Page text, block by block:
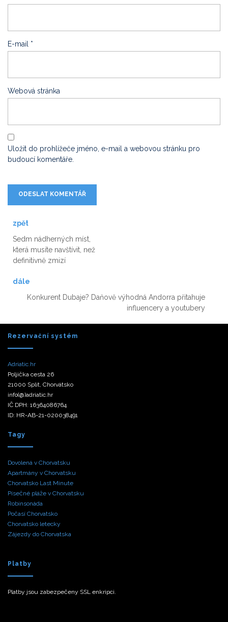
E-mail *
Webová stránka
Uložit do prohlížeče jméno, e-mail a webovou stránku pro
budoucí komentáře.
zpět
Sedm nádherných míst,
která musíte navštívit, než
definitivně zmizí
dále
Konkurent Dubaje? Daňově výhodná Andorra přitahuje
influencery a youtubery
Rezervační systém
Adriatic.hr
Poljička cesta 26
21000 Split, Chorvátsko
info(@)adriatic.hr
IČ DPH: 16364086764
ID: HR-AB-21-020038491
Tagy
Dovolená v Chorvatsku
Apartmány v Chorvatsku
Chorvatsko Last Minute
Písečné pláže v Chorvatsku
Robinsonáda
Počasí Chorvatsko
Chorvatsko letecky
Zájezdy do Chorvatska
Platby
Platby jsou zabezpečeny SSL enkripci.